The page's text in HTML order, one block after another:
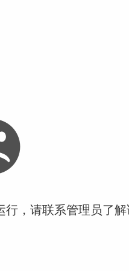
行，请联系管理员了